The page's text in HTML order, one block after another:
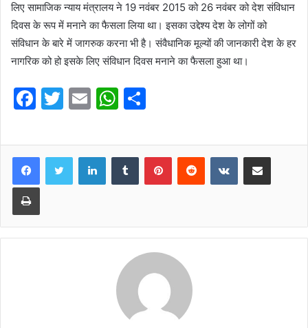
लिए सामाजिक न्याय मंत्रालय ने 19 नवंबर 2015 को 26 नवंबर को देश संविधान
दिवस के रूप में मनाने का फैसला लिया था। इसका उद्देश्य देश के लोगों को
संविधान के बारे में जागरुक करना भी है। संवैधानिक मूल्यों की जानकारी देश के हर
नागरिक को हो इसके लिए संविधान दिवस मनाने का फैसला हुआ था।
F
c
e
b
o
o
T
itt
er
E
ai
l
W
at
s
A
p
ar
e